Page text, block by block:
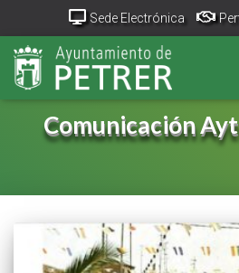
Sede Electrónica
Portal Transparencia
Canal de
Comunicación